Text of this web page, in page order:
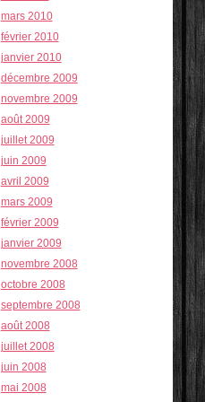
mars 2010
février 2010
janvier 2010
décembre 2009
novembre 2009
août 2009
juillet 2009
juin 2009
avril 2009
mars 2009
février 2009
janvier 2009
novembre 2008
octobre 2008
septembre 2008
août 2008
juillet 2008
juin 2008
mai 2008